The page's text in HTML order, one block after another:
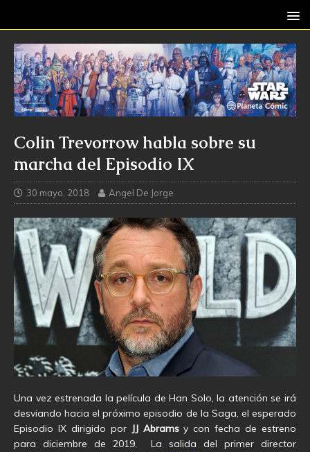
Colin Trevorrow habla sobre su
marcha del Episodio IX
30 mayo, 2018 Angel De Jorge
Una vez estrenada la película de Han Solo, la atención se irá
desviando hacia el próximo episodio de la Saga, el esperado
Episodio IX dirigido por JJ Abramsy con fecha de estreno
para diciembre de 2019. La salida del primer director